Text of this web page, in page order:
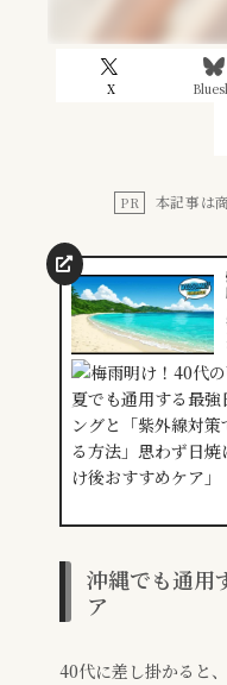
X
PR 本記事は
沖縄でも通用
ア
40代に差し掛かると